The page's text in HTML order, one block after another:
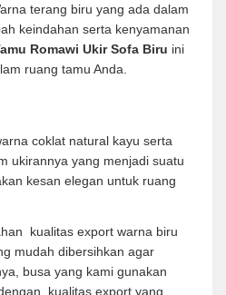
terang biru yang ada dalam
keindahan serta kenyamanan
Romawi Ukir Sofa Biru ini
ruang tamu Anda.
coklat natural kayu serta
ukirannya yang menjadi suatu
kesan elegan untuk ruang
kualitas export warna biru
mudah dibersihkan agar
busa yang kami gunakan
kualitas export yang